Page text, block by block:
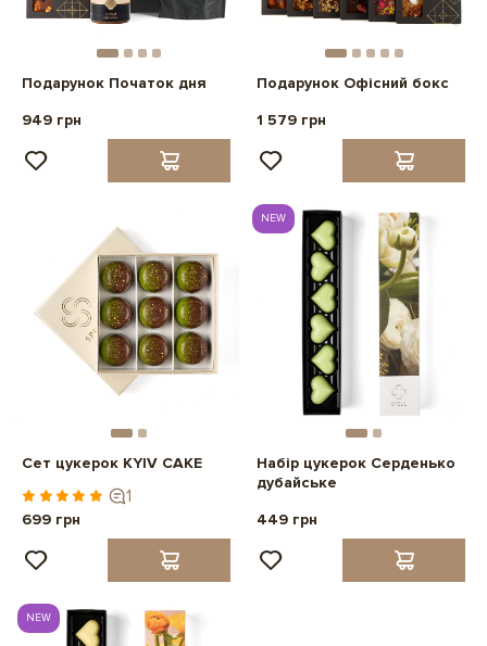
Подарунок Початок дня
949 грн
Подарунок Офісний бокс
1 579 грн
Сет цукерок KYIV CAKE
1
699 грн
NEW
Набір цукерок Серденько
дубайське
449 грн
NEW